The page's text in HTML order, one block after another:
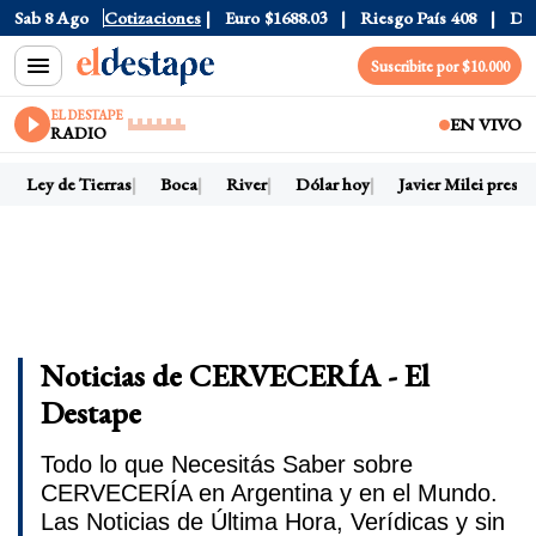
Sab 8 Ago Cotizaciones
Dólar CCL $1580.7 Euro $1688.03 Riesgo País 408
Suscribite por $10.000
EL DESTAPE
RADIO EN VIVO
Ley de Tierras Boca River Dólar hoy Javier Milei
Noticias de CERVECERÍA - El
Destape
Todo lo que Necesitás Saber sobre
CERVECERÍA en Argentina y en el Mundo.
Las Noticias de Última Hora, Verídicas y sin